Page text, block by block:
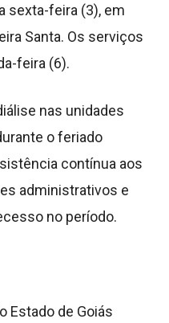
sexta-feira (3), em
Santa. Os serviços
feira (6).
nas unidades
o feriado
contínua aos
administrativos e
no período.
Estado de Goiás